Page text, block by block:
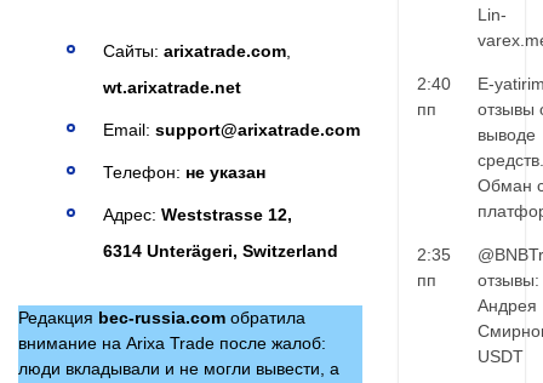
Сайты: arixatrade.com
wt.arixatrade.net
Email: support@arixatrade.com
Телефон: не указан
Адрес: Weststrasse 12,
6314 Unterägeri, Switzerland
Редакция bec-russia.com обратила
внимание на Arixa Trade после жалоб:
люди вкладывали и не могли вывести, а
Lin-
2:40
пп
E-
отзывы
выводе
средств.
Обман
2:35
пп
Андрея
USDT